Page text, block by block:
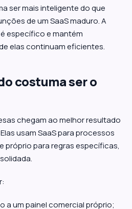
ser mais inteligente do que
de um SaaS maduro. A
específico e mantém
elas continuam eficientes.
costuma ser o
chegam ao melhor resultado
usam SaaS para processos
próprio para regras específicas,
a um painel comercial próprio;